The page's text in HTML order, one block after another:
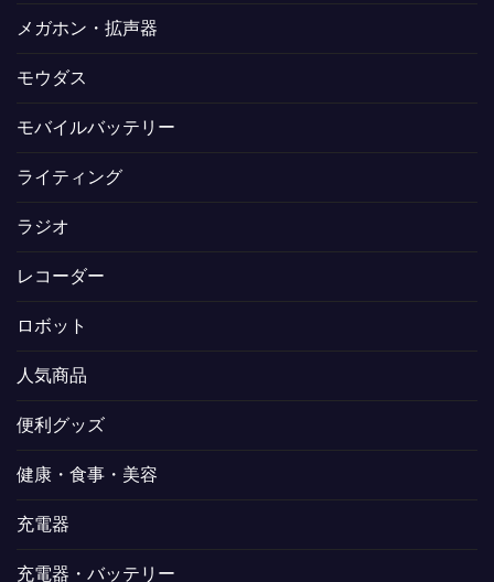
メガホン・拡声器
モウダス
モバイルバッテリー
ライティング
ラジオ
レコーダー
ロボット
人気商品
便利グッズ
健康・食事・美容
充電器
充電器・バッテリー